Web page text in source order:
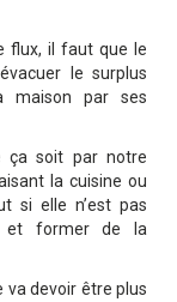
flux, il faut que le
le surplus
maison par ses
ça soit par notre
la cuisine ou
si elle n’est pas
et former de la
va devoir être plus